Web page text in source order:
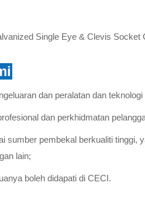
dan peralatan dan teknologi
dan perkhidmatan
sumber pembekal berkualiti tinggi,
lain;
boleh didapati di CECI.